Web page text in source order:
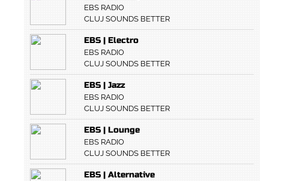
EBS RADIO
CLUJ SOUNDS BETTER
EBS | Electro
EBS RADIO
CLUJ SOUNDS BETTER
EBS | Jazz
EBS RADIO
CLUJ SOUNDS BETTER
EBS | Lounge
EBS RADIO
CLUJ SOUNDS BETTER
EBS | Alternative